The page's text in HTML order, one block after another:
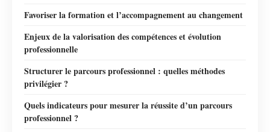
Favoriser la formation et l’accompagnement au changement
Enjeux de la valorisation des compétences et évolution
professionnelle
Structurer le parcours professionnel : quelles méthodes
privilégier ?
Quels indicateurs pour mesurer la réussite d’un parcours
professionnel ?